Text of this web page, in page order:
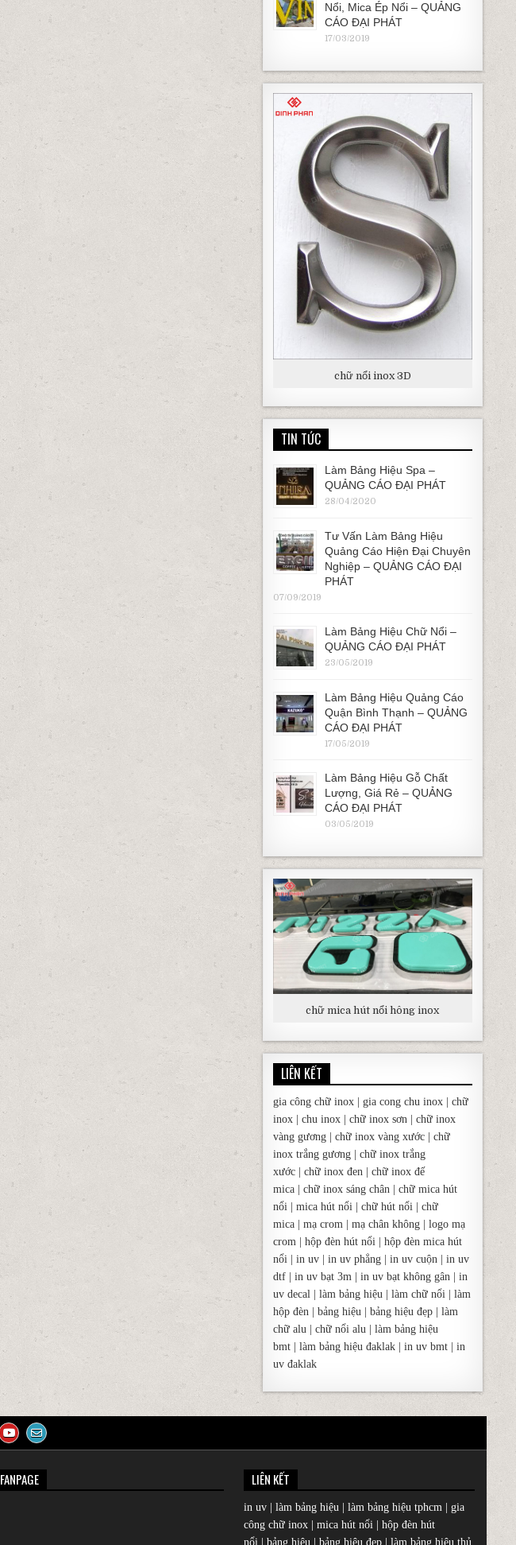
Nổi, Mica Ép Nổi – QUẢNG
CÁO ĐẠI PHÁT
17/03/2019
chữ nổi inox 3D
TIN TỨC
Làm Bảng Hiệu Spa –
QUẢNG CÁO ĐẠI PHÁT
28/04/2020
Tư Vấn Làm Bảng Hiệu
Quảng Cáo Hiện Đại Chuyên
Nghiệp – QUẢNG CÁO ĐẠI
PHÁT
07/09/2019
Làm Bảng Hiệu Chữ Nổi –
QUẢNG CÁO ĐẠI PHÁT
23/05/2019
Làm Bảng Hiệu Quảng Cáo
Quận Bình Thạnh – QUẢNG
CÁO ĐẠI PHÁT
17/05/2019
Làm Bảng Hiệu Gỗ Chất
Lượng, Giá Rẻ – QUẢNG
CÁO ĐẠI PHÁT
03/05/2019
chữ mica hút nổi hông inox
LIÊN KẾT
gia công chữ inox| gia cong chu inox| chữ
inox| chu inox| chữ inox sơn| chữ inox
vàng gương| chữ inox vàng xước| chữ
inox trắng gương| chữ inox trắng
xước| chữ inox đen| chữ inox đế
mica| chữ inox sáng chân| chữ mica hút
nổi| mica hút nổi| chữ hút nổi| chữ
mica| mạ crom| mạ chân không| logo mạ
crom| hộp đèn hút nổi| hộp đèn mica hút
nổi| in uv| in uv phẳng| in uv cuộn| in uv
dtf| in uv bạt 3m| in uv bạt không gân| in
uv decal| làm bảng hiệu| làm chữ nổi| làm
hộp đèn| bảng hiệu| bảng hiệu đẹp| làm
chữ alu| chữ nổi alu| làm bảng hiệu
bmt| làm bảng hiệu đaklak| in uv bmt| in
uv đaklak
FANPAGE LIÊN KẾT
in uv| làm bảng hiệu| làm bảng hiệu tphcm| gia
công chữ inox| mica hút nổi| hộp đèn hút
nổi
bảng hiệu bảng hiệu đẹp| làm bảng hiệu thủ